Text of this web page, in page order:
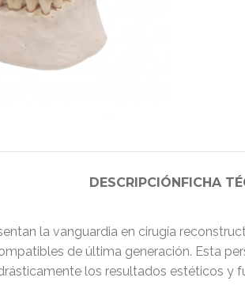
DESCRIPCIÓNFICHA
la vanguardia en cirugía
de última generación. Esta
los resultados estéticos y